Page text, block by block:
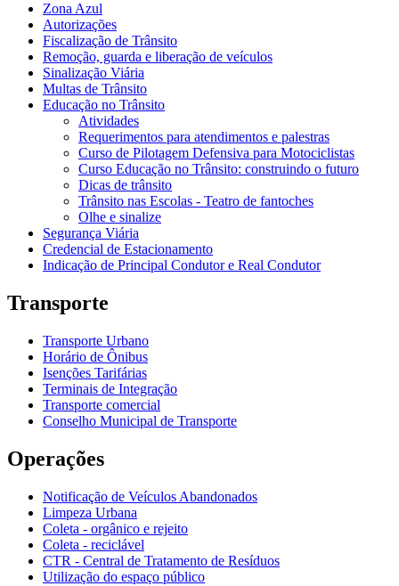
Zona Azul
Autorizações
Fiscalização de Trânsito
Remoção, guarda e liberação de veículos
Sinalização Viária
Multas de Trânsito
Educação no Trânsito
Atividades
Requerimentos para atendimentos e palestras
Curso de Pilotagem Defensiva para Motociclistas
Curso Educação no Trânsito: construindo o futuro
Dicas de trânsito
Trânsito nas Escolas - Teatro de fantoches
Olhe e sinalize
Segurança Viária
Credencial de Estacionamento
Indicação de Principal Condutor e Real Condutor
Transporte
Transporte Urbano
Horário de Ônibus
Isenções Tarifárias
Terminais de Integração
Transporte comercial
Conselho Municipal de Transporte
Operações
Notificação de Veículos Abandonados
Limpeza Urbana
Coleta - orgânico e rejeito
Coleta - reciclável
CTR - Central de Tratamento de Resíduos
Utilização do espaço público